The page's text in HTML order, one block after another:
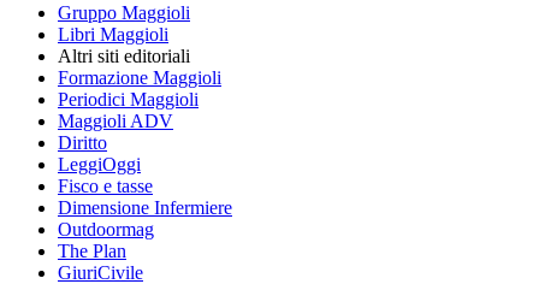
Gruppo Maggioli
Libri Maggioli
Altri siti editoriali
Formazione Maggioli
Periodici Maggioli
Maggioli ADV
Diritto
LeggiOggi
Fisco e tasse
Dimensione Infermiere
Outdoormag
The Plan
GiuriCivile